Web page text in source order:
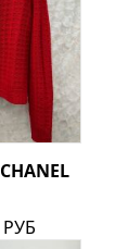
CHANEL
РУБ